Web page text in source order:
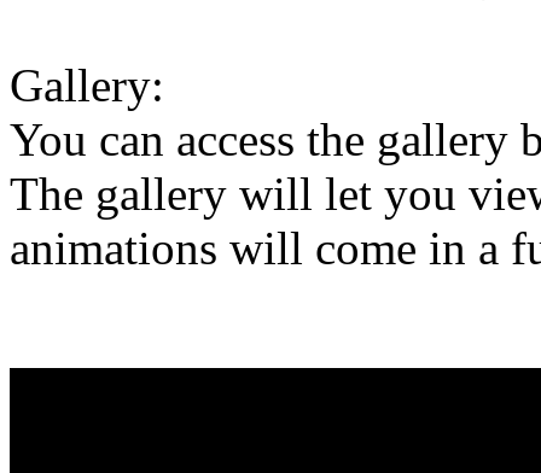
Gallery:
You can access the gallery
The gallery will let you
animations will come in a